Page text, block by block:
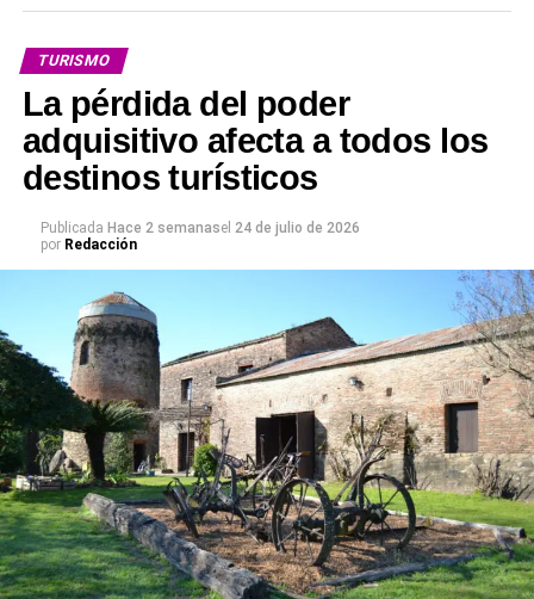
Horario del taller: 14:30 a 17:30 horas
Lugar: Salón de los Talleres – Polideportivo Municipal
Inscripciones al 3442-458705. De lunes a viernes, de
15:00 a 17:00 horas, enviando los siguientes datos:
* DNI
* ⁠Edad
TURISMO
La pérdida del poder
adquisitivo afecta a todos los
destinos turísticos
Publicada Hace 2 semanasel 24 de julio de 2026
por Redacción